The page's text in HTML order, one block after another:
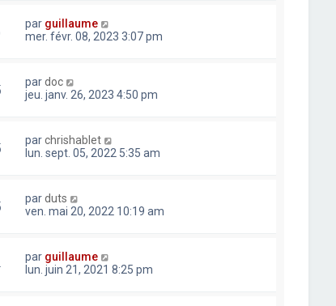
par guillaume
mer. févr. 08, 2023 3:07 pm
pardoc
jeu. janv. 26, 2023 4:50 pm
parchrishablet
lun. sept. 05, 2022 5:35 am
parduts
ven. mai 20, 2022 10:19 am
par guillaume
lun. juin 21, 2021 8:25 pm